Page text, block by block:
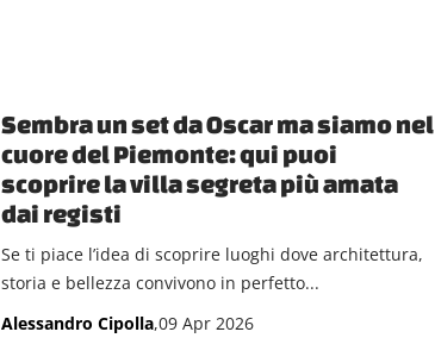
Sembra un set da Oscar ma siamo nel
cuore del Piemonte: qui puoi
scoprire la villa segreta più amata
dai registi
Se ti piace l’idea di scoprire luoghi dove architettura,
storia e bellezza convivono in perfetto...
Alessandro Cipolla,09 Apr 2026